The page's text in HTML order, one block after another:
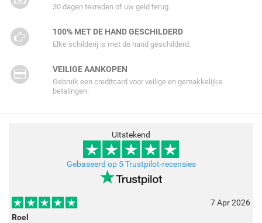
30 dagen tevreden of uw geld terug.
100% MET DE HAND GESCHILDERD
Elke schilderij is met de hand geschilderd.
VEILIGE AANKOPEN
Gebruik een creditcard voor veilige en gemakkelijke
betalingen.
Uitstekend
Gebaseerd op 5 Trustpilot-recensies
7 Apr 2026
Roel